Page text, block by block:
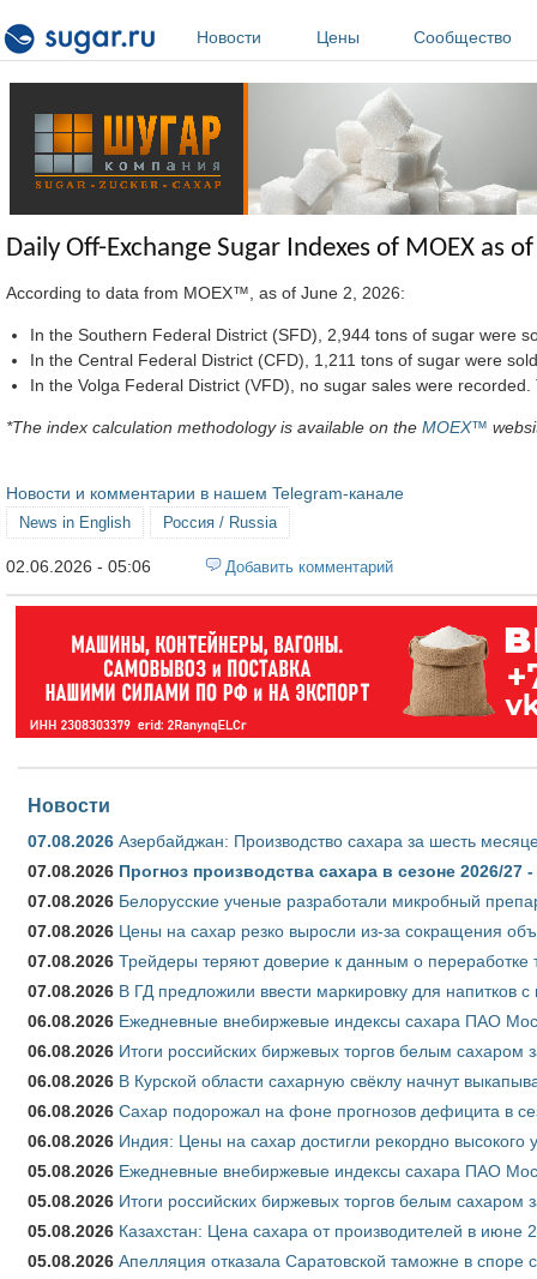
Новости
Цены Сообщество
Daily Off-Exchange Sugar Indexes of MOEX as
According to data from MOEX™, as of June 2, 2026:
In the Southern Federal District (SFD), 2,944 tons of sugar were
In the Central Federal District (CFD), 1,211 tons of sugar were
In the Volga Federal District (VFD), no sugar sales were
*The index calculation methodology is available on the MOEX™
Новости и комментарии в нашем Telegram-канале
News in English Россия / Russia
02.06.2026 - 05:06 Добавить комментарий
Новости
07.08.2026 Азербайджан: Производство сахара за шесть
07.08.2026 Прогноз производства сахара в сезоне 2026/
07.08.2026 Белорусские ученые разработали микробный
07.08.2026 Цены на сахар резко выросли из-за сокращения
07.08.2026 Трейдеры теряют доверие к данным о переработке
07.08.2026 В ГД предложили ввести маркировку для напитков
06.08.2026 Ежедневные внебиржевые индексы сахара ПАО
06.08.2026 Итоги российских биржевых торгов белым сахаром
06.08.2026 В Курской области сахарную свёклу начнут
06.08.2026 Сахар подорожал на фоне прогнозов дефицита в
06.08.2026 Индия: Цены на сахар достигли рекордно высокого
05.08.2026 Ежедневные внебиржевые индексы сахара ПАО
05.08.2026 Итоги российских биржевых торгов белым сахаром
05.08.2026 Казахстан: Цена сахара от производителей в июне
05.08.2026 Апелляция отказала Саратовской таможне в